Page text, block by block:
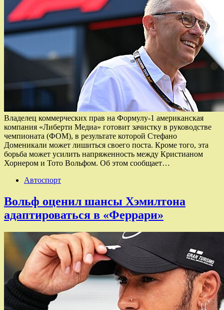
Владелец коммерческих прав на Формулу-1 американская
компания «Либерти Медиа» готовит зачистку в руководстве
чемпионата (ФОМ), в результате которой Стефано
Доменикали может лишиться своего поста. Кроме того, эта
борьба может усилить напряженность между Кристианом
Хорнером и Тото Вольфом. Об этом сообщает…
Автоспорт
Вольф оценил шансы Хэмилтона
адаптироваться в «Феррари»